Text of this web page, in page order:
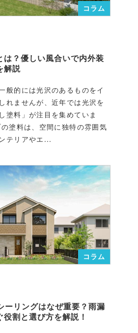
コラム
は？優しい風合いで内外装
解説
般的には光沢のあるものをイ
れませんが、近年では光沢を
塗料」が注目を集めていま
塗料は、空間に独特の雰囲気
テリアやエ...
コラム
ーリングはなぜ重要？雨漏
役割と選び方を解説！